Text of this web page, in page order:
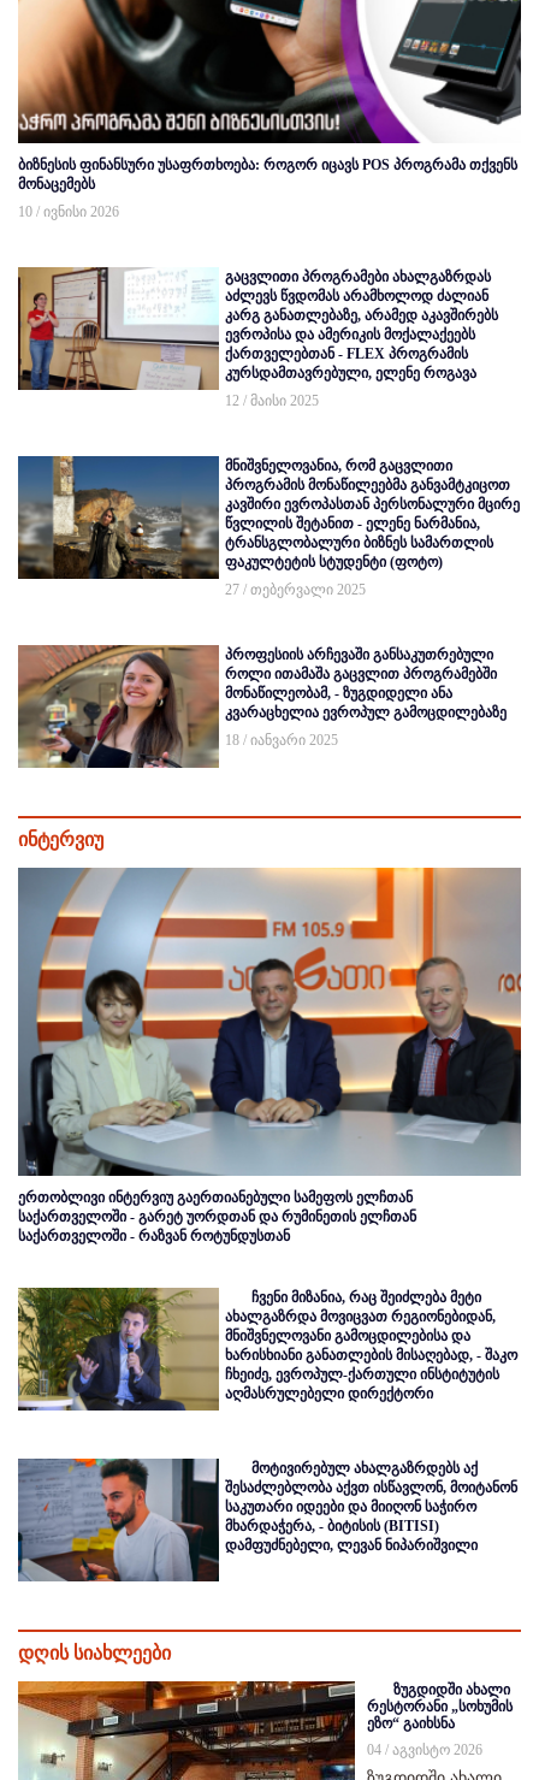
ბიზნესის ფინანსური უსაფრთხოება: როგორ იცავს POS პროგრამა თქვენს
მონაცემებს
10 / ივნისი 2026
გაცვლითი პროგრამები ახალგაზრდას
აძლევს წვდომას არამხოლოდ ძალიან
კარგ განათლებაზე, არამედ აკავშირებს
ევროპისა და ამერიკის მოქალაქეებს
ქართველებთან - FLEX პროგრამის
კურსდამთავრებული, ელენე როგავა
12 / მაისი 2025
მნიშვნელოვანია, რომ გაცვლითი
პროგრამის მონაწილეებმა განვამტკიცოთ
კავშირი ევროპასთან პერსონალური მცირე
წვლილის შეტანით - ელენე ნარმანია,
ტრანსგლობალური ბიზნეს სამართლის
ფაკულტეტის სტუდენტი (ფოტო)
27 / თებერვალი 2025
პროფესიის არჩევაში განსაკუთრებული
როლი ითამაშა გაცვლით პროგრამებში
მონაწილეობამ, - ზუგდიდელი ანა
კვარაცხელია ევროპულ გამოცდილებაზე
18 / იანვარი 2025
ინტერვიუ
ერთობლივი ინტერვიუ გაერთიანებული სამეფოს ელჩთან
საქართველოში - გარეტ უორდთან და რუმინეთის ელჩთან
საქართველოში - რაზვან როტუნდუსთან
ჩვენი მიზანია, რაც შეიძლება მეტი
ახალგაზრდა მოვიცვათ რეგიონებიდან,
მნიშვნელოვანი გამოცდილებისა და
ხარისხიანი განათლების მისაღებად, - შაკო
ჩხეიძე, ევროპულ-ქართული ინსტიტუტის
აღმასრულებელი დირექტორი
მოტივირებულ ახალგაზრდებს აქ
შესაძლებლობა აქვთ ისწავლონ, მოიტანონ
საკუთარი იდეები და მიიღონ საჭირო
მხარდაჭერა, - ბიტისის (BITISI)
დამფუძნებელი, ლევან ნიპარიშვილი
დღის სიახლეები
ზუგდიდში ახალი
რესტორანი „სოხუმის
ეზო“ გაიხსნა
04 / აგვისტო 2026